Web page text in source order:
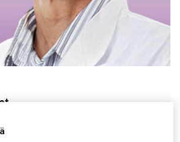
jonkin aikaa lukeminen työlästä